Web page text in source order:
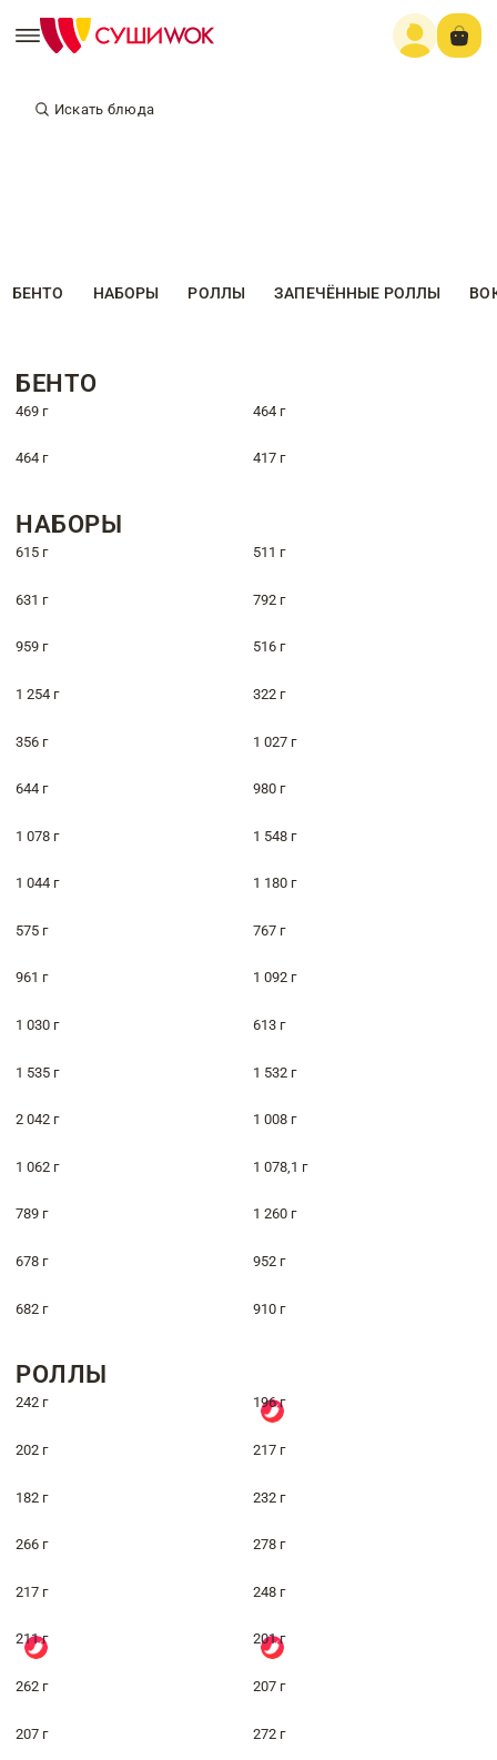
Искать блюда
БЕНТО НАБОРЫ РОЛЛЫ ЗАПЕЧЁННЫЕ РОЛЛЫ
БЕНТО
469 г 464 г
464 г 417 г
НАБОРЫ
615 г 511 г
631 г 792 г
959 г 516 г
1 254 г 322 г
356 г 1 027 г
644 г 980 г
1 078 г 1 548 г
1 044 г 1 180 г
575 г 767 г
961 г 1 092 г
1 030 г 613 г
1 535 г 1 532 г
2 042 г 1 008 г
1 062 г 1 078,1 г
789 г 1 260 г
678 г 952 г
682 г 910 г
РОЛЛЫ
242 г 196 г
202 г 217 г
182 г 232 г
266 г 278 г
217 г 248 г
211 г 201 г
262 г 207 г
207 г 272 г